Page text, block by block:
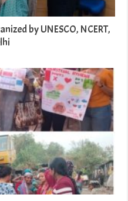
by UNESCO, NCERT,